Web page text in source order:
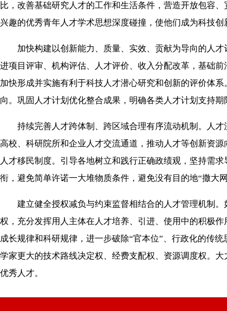
比，改善基础研究人才的工作和生活条件，营造开放包容
兴趣的优秀青年人才学术思想深度碰撞，使他们成为科技创
加快构建以创新能力、质量、实效、贡献为导向的人才
进项目评审、机构评估、人才评价、收入分配改革，基础
加快形成并实施有利于科技人才潜心研究和创新的评价体
向。巩固人才计划优化整合成果，明确各类人才计划支持
持续完善人才跨体制、跨区域合理有序流动机制。人才
高校、科研院所和企业人才交流通道，推动人才等创新资
人才移民制度。引导各地树立和践行正确政绩观，坚持需
衔，避免简单许诺一大堆物质条件，避免没有目的地“撒大
建立健全授权减负与约束监督相结合的人才管理机制。
权，充分发挥用人主体在人才培养、引进、使用中的积极
成长规律和科研规律，进一步破除“官本位”、行政化的传
学家更大的技术路线决定权、经费支配权、资源调度权。
优秀人才。